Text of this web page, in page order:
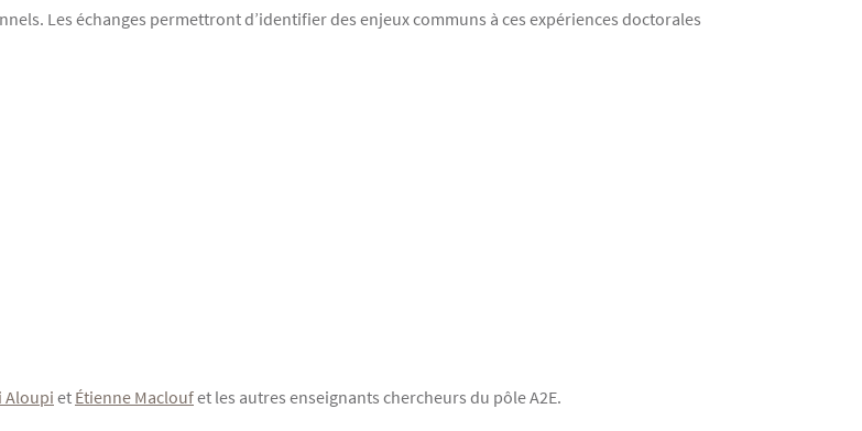
Les échanges permettront d’identifier des enjeux communs à ces expériences doctorales
Aloupiet Étienne Macloufet les autres enseignants chercheurs du pôle A2E.